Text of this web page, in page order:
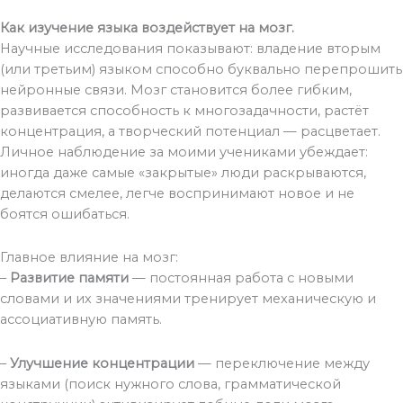
Как изучение языка воздействует на мозг.
Научные исследования показывают: владение вторым
(или третьим) языком способно буквально перепрошить
нейронные связи. Мозг становится более гибким,
развивается способность к многозадачности, растёт
концентрация, а творческий потенциал — расцветает.
Личное наблюдение за моими учениками убеждает:
иногда даже самые «закрытые» люди раскрываются,
делаются смелее, легче воспринимают новое и не
боятся ошибаться.
Главное влияние на мозг:
–Развитие памяти — постоянная работа с новыми
словами и их значениями тренирует механическую и
ассоциативную память.
–Улучшение концентрации — переключение между
языками (поиск нужного слова, грамматической